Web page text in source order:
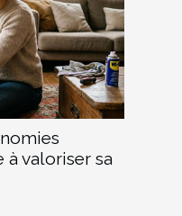
à valoriser sa